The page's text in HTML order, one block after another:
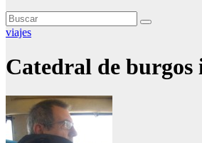
viajes
Catedral de